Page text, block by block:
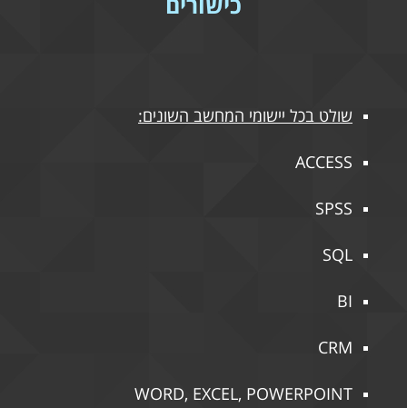
שולט בכל יישומי המחשב השונים:
ACCESS
SPSS
SQL
BI
CRM
WORD, EXCEL, POWERPOINT